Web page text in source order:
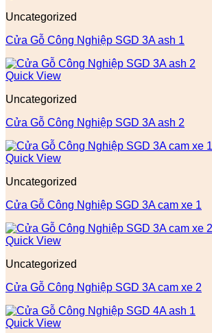
Uncategorized
Cửa Gỗ Công Nghiệp SGD 3A ash 1
Quick View
Uncategorized
Cửa Gỗ Công Nghiệp SGD 3A ash 2
Quick View
Uncategorized
Cửa Gỗ Công Nghiệp SGD 3A cam xe 1
Quick View
Uncategorized
Cửa Gỗ Công Nghiệp SGD 3A cam xe 2
Quick View